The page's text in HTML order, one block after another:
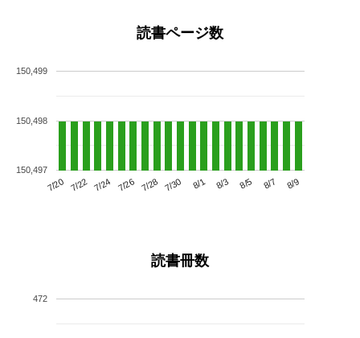
読書ページ数
7/20 7/22 7/24 7/26 7/28 7/30 8/1 8/3 8/5 8/7 8/9
150,497
150,498
150,499
読書冊数
472